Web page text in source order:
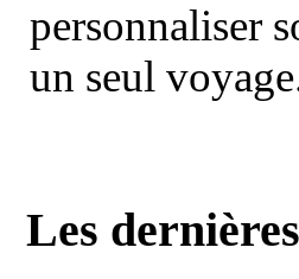
personnaliser
un seul
Les